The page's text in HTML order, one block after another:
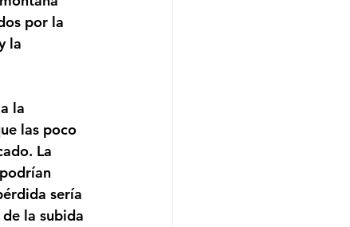
por la
la
la
las poco
La
sería
la subida